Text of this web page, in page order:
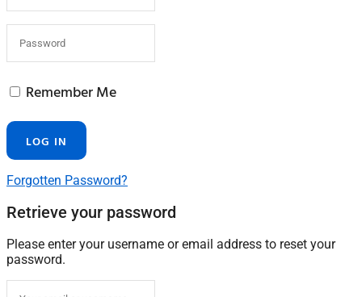
Remember Me
Forgotten Password?
Retrieve your password
Please enter your username or email address to reset your
password.